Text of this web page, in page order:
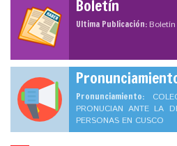
Boletín
Ultima Publicación:
Pronunciamiento:
PRONUCIAN ANTE LA
PERSONAS EN CUSCO